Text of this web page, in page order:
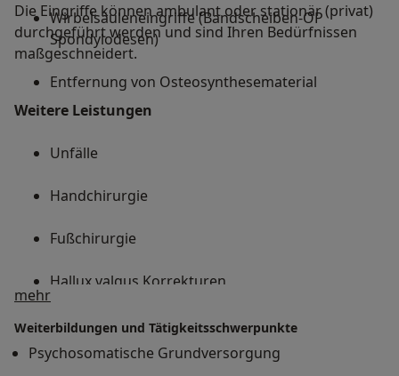
Wirbelsäuleneingriffe (Bandscheiben-OP
Spondylodesen)
Entfernung von Osteosynthesematerial
Die Eingriffe können ambulant oder stationär (privat)
durchgeführt werden und sind Ihren Bedürfnissen
maßgeschneidert.
Weitere Leistungen
Unfälle
Handchirurgie
Fußchirurgie
Hallux valgus Korrekturen
Schultergelenkarthroskopie
mehrÜber mich
Weiterbildungen und Tätigkeitsschwerpunkte
Psychosomatische Grundversorgung